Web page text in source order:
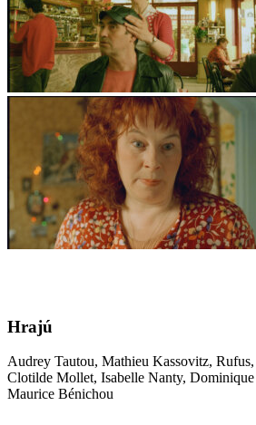
Hrajú
Audrey Tautou, Mathieu Kassovitz, Rufus,
Clotilde Mollet, Isabelle Nanty,
Maurice Bénichou